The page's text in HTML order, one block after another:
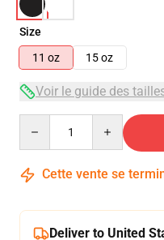
Size
11 oz
15 oz
Voir le guide des
Cette vente se
Deliver to United